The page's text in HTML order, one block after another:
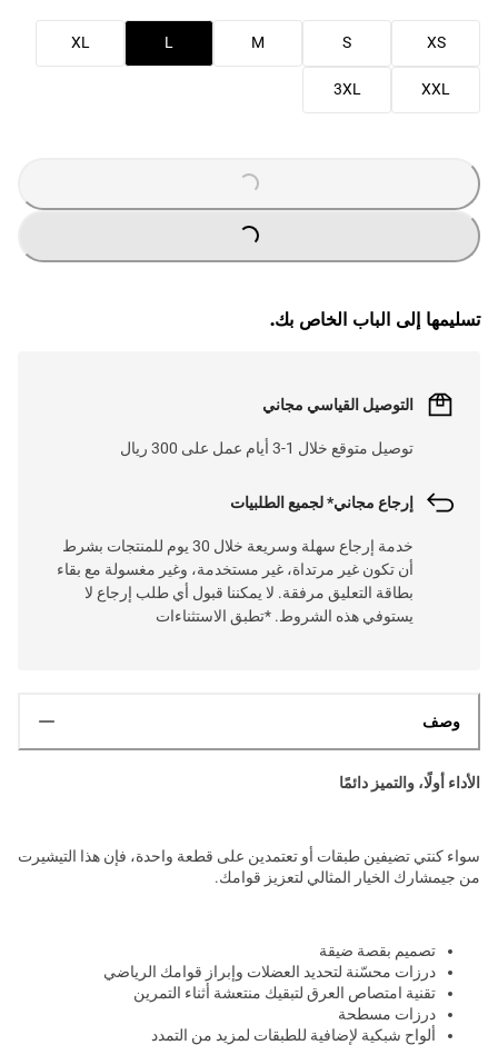
XS
S
M
L
XL
XXL
3XL
LOADING
...
LOADING
...
تسليمها إلى الباب الخاص بك.
التوصيل القياسي مجاني
توصيل متوقع خلال 1-3 أيام عمل على 300 ريال
إرجاع مجاني* لجميع الطلبيات
خدمة إرجاع سهلة وسريعة خلال 30 يوم للمنتجات بشرط
أن تكون غير مرتداة، غير مستخدمة، وغير مغسولة مع بقاء
بطاقة التعليق مرفقة. لا يمكننا قبول أي طلب إرجاع لا
يستوفي هذه الشروط. *تطبق الاستثناءات
وصف
الأداء أولًا، والتميز دائمًا
سواء كنتي تضيفين طبقات أو تعتمدين على قطعة واحدة، فإن هذا التيشيرت
من جيمشارك الخيار المثالي لتعزيز قوامك.
تصميم بقصة ضيقة
درزات محسّنة لتحديد العضلات وإبراز قوامك الرياضي
تقنية امتصاص العرق لتبقيك منتعشة أثناء التمرين
درزات مسطحة
ألواح شبكية لإضافية للطبقات لمزيد من التمدد